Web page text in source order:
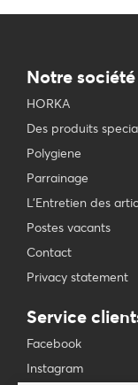
Notre société
HORKA
Des produits
Polygiene
Parrainage
L'Entretien des
Postes vacants
Contact
Privacy statement
Service
Facebook
Instagram